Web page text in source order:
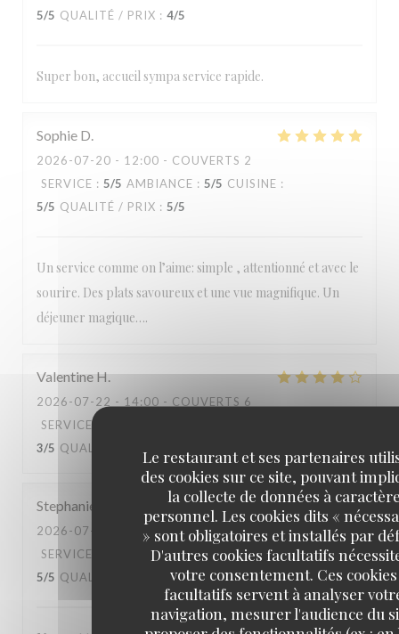
Le restaurant et ses partenaires
des cookies sur ce site, pouvant
la collecte de données à
personnel. Les cookies dits «
» sont obligatoires et installés par
D'autres cookies facultatifs
votre consentement. Ces cookies
facultatifs servent à analyser
navigation, mesurer l'audience du
5/5 QUALITÉ / PRIX : 4/5
Super bon, accueil sympa service rapide.
Sophie D
2026-07-20 - 12:00 - COUVERTS 2
SERVICE : 5/5 AMBIANCE : 5/5 CUISINE :
5/5 QUALITÉ / PRIX : 5/5
Un service comme on l’aime: simple , attentionné et avec le
sourire. Des plats savoureux et une vue magnifique. Un
déjeuner magique….
Valentine H
2026-07-22 - 14:00 - COUVERTS 6
SERVICE
3/5 QUALITÉ / PRIX
Stephanie
2026-07-20
- 14:00 - COUVERTS 3
SERVICE
AMBIANCE: 5 /5 CUISINE:
5/5 QUALITÉ / PRIX 5/5